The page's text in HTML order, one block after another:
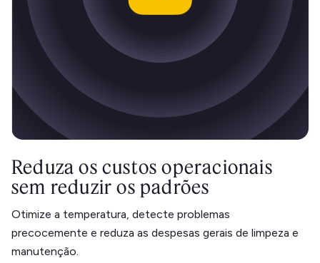
Reduza os custos operacionais
sem reduzir os padrões
Otimize a temperatura, detecte problemas
precocemente e reduza as despesas gerais de limpeza e
manutenção.